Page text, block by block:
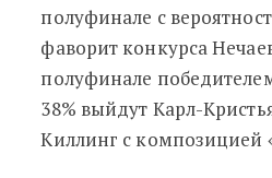
полуфинале с
фаворит конкурса
полуфинале
38% выйдут Карл-
Киллинг с композицией